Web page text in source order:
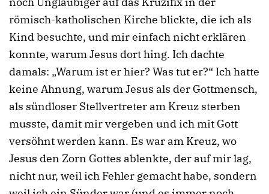
römisch-katholischen Kirche blickte, die ich als
Kind besuchte, und mir einfach nicht erklären
konnte, warum Jesus dort hing. Ich dachte
damals: „Warum ist er hier? Was tut er?“ Ich hatte
keine Ahnung, warum Jesus als der Gottmensch,
als sündloser Stellvertreter am Kreuz sterben
musste, damit mir vergeben und ich mit Gott
versöhnt werden kann. Es war am Kreuz, wo
Jesus den Zorn Gottes ablenkte, der auf mir lag,
nicht nur, weil ich Fehler gemacht habe, sondern